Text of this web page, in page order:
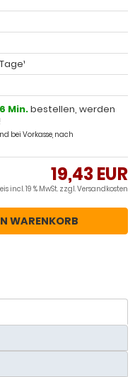
Min.bestellen, werden
bei Vorkasse, nach
19,43 EUR
incl. 19 % MwSt. zzgl.Versandkosten
WARENKORB